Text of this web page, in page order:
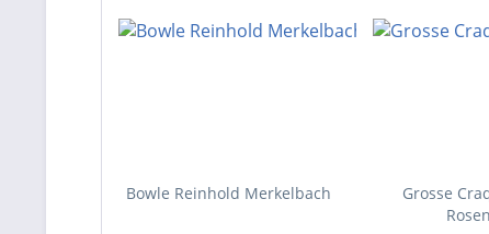
Bowle Reinhold Merkelbach
Grosse